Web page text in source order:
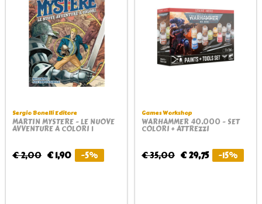
Sergio Bonelli Editore
MARTIN MYSTERE - LE NUOVE
AVVENTURE A COLORI 1
€ 2,00 € 1,90 -5%
Games Workshop
WARHAMMER 40.000 - SET
COLORI + ATTREZZI
€ 35,00 € 29,75 -15%